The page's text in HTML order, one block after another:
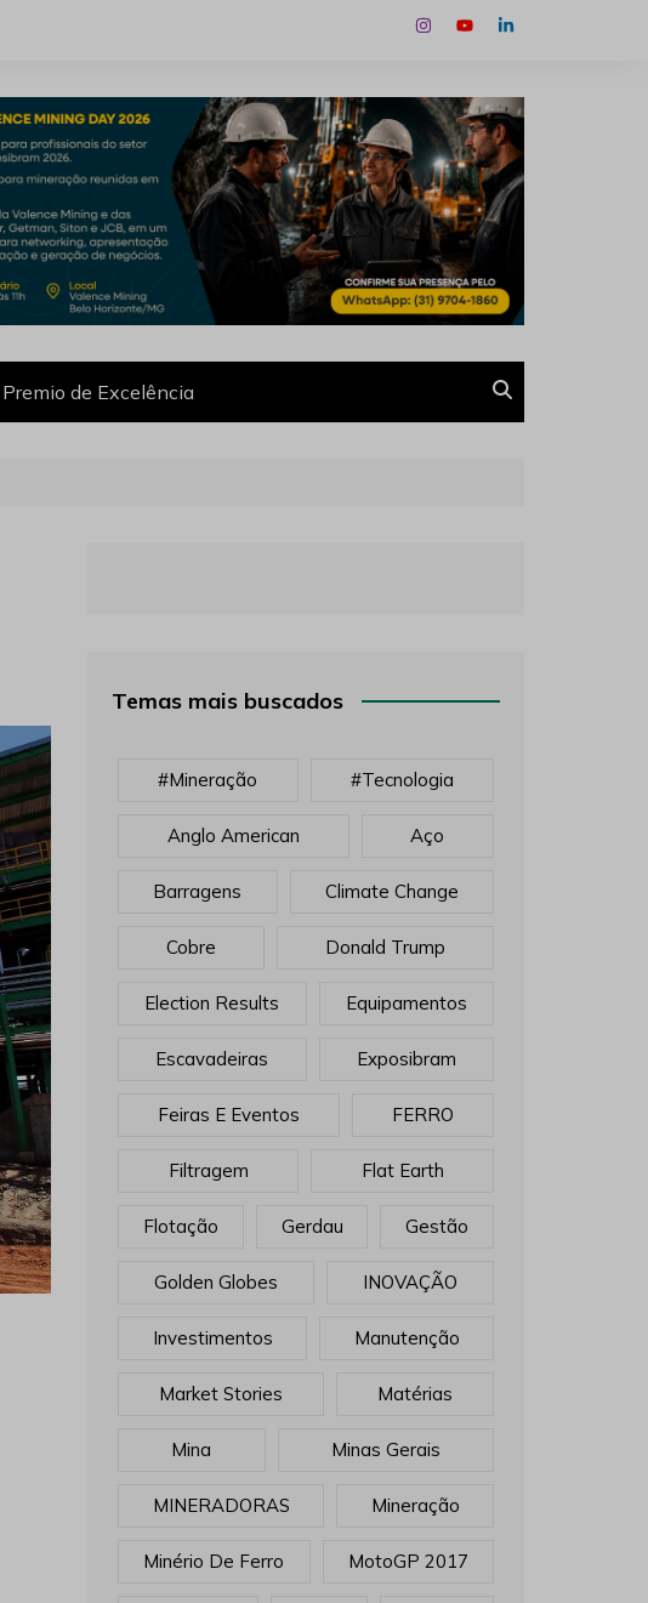
Premio de Excelência
Temas mais buscados
#mineração #tecnologia
Anglo American Aço
Barragens Climate Change
Cobre Donald Trump
Election Results Equipamentos
Escavadeiras Exposibram
Feiras E Eventos FERRO
Filtragem Flat Earth
Flotação Gerdau Gestão
Golden Globes INOVAÇÃO
Investimentos Manutenção
Market Stories Matérias
Mina Minas Gerais
MINERADORAS Mineração
Minério De Ferro MotoGP 2017